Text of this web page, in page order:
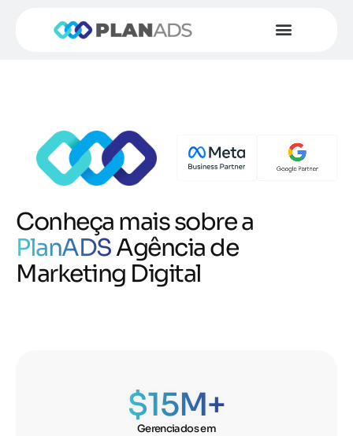
Conheça mais sobre a
PlanADSAgência de
Marketing Digital
Gerenciados em
$15M+